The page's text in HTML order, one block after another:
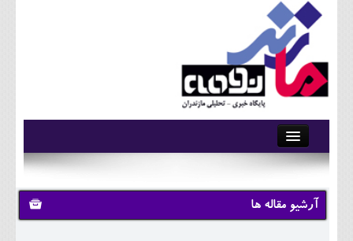
آرشیو
تماس با ما
وبلاگ
آرشیو مقاله ها